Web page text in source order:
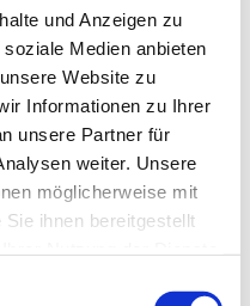
und Anzeigen zu
Medien anbieten
Website zu
Informationen zu Ihrer
unsere Partner für
weiter. Unsere
möglicherweise mit
ihnen bereitgestellt